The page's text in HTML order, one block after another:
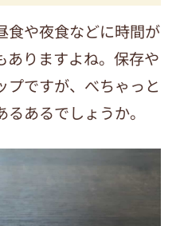
食や夜食などに時間が
ありますよね。保存や
プですが、べちゃっと
あるでしょうか。